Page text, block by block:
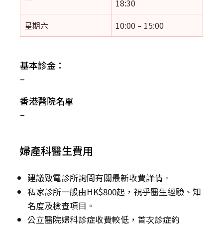
18:30
星期六
10:00 – 15:00
基本診金：
–
香港醫院名單
–
婦產科醫生費用
建議致電診所詢問有關最新收費詳情。
私家診所一般由HK$800起，視乎醫生經驗、知
名度及檢查項目。
公立醫院婦科診症收費較低，首次診症約